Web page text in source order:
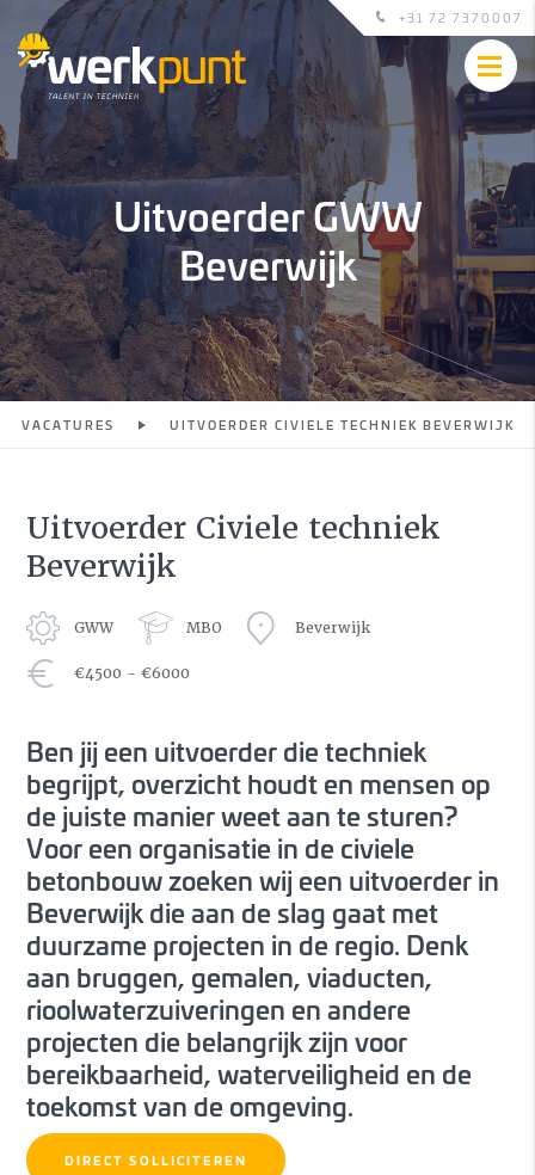
+31 72 7370007
Uitvoerder GWW
Beverwijk
VACATURES UITVOERDER CIVIELE TECHNIEK BEVERWIJK
Uitvoerder Civiele techniek
Beverwijk
GWW MBO Beverwijk
€4500 - €6000
Ben jij een uitvoerder die techniek
begrijpt, overzicht houdt en mensen op
de juiste manier weet aan te sturen?
Voor een organisatie in de civiele
betonbouw zoeken wij een uitvoerder in
Beverwijk die aan de slag gaat met
duurzame projecten in de regio. Denk
aan bruggen, gemalen, viaducten,
rioolwaterzuiveringen en andere
projecten die belangrijk zijn voor
bereikbaarheid, waterveiligheid en de
toekomst van de omgeving.
DIRECT SOLLICITEREN